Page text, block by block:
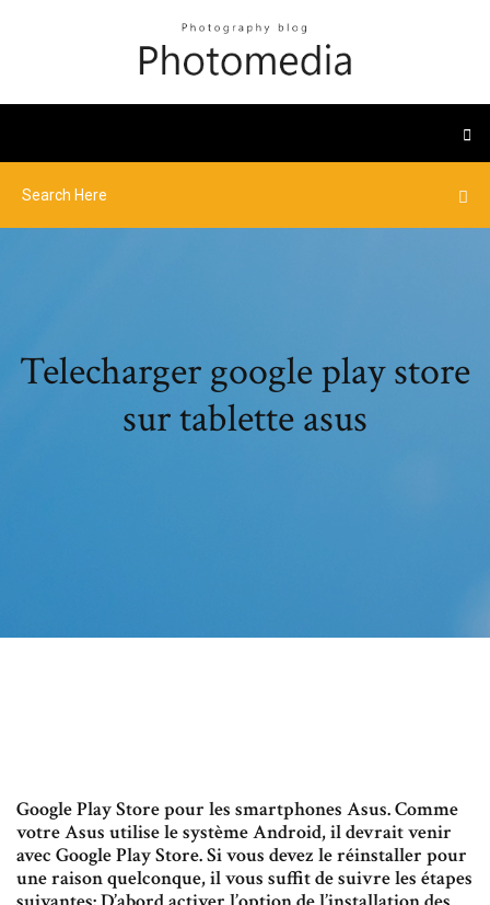
Telecharger google play store
sur tablette asus
Google Play Store pour les smartphones Asus. Comme
votre Asus utilise le système Android, il devrait venir
avec Google Play Store. Si vous devez le réinstaller pour
une raison quelconque, il vous suffit de suivre les étapes